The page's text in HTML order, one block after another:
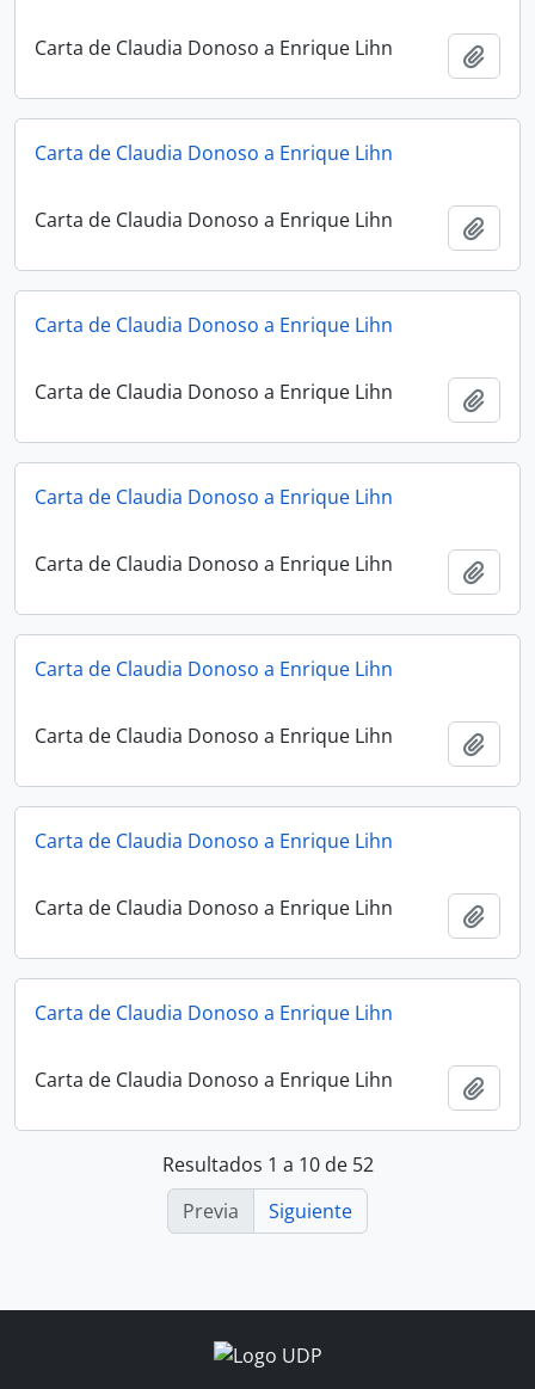
Carta de Claudia Donoso a Enrique Lihn
Carta de Claudia Donoso a Enrique Lihn
Carta de Claudia Donoso a Enrique Lihn
Carta de Claudia Donoso a Enrique Lihn
Carta de Claudia Donoso a Enrique Lihn
Carta de Claudia Donoso a Enrique Lihn
Carta de Claudia Donoso a Enrique Lihn
Carta de Claudia Donoso a Enrique Lihn
Carta de Claudia Donoso a Enrique Lihn
Carta de Claudia Donoso a Enrique Lihn
Carta de Claudia Donoso a Enrique Lihn
Carta de Claudia Donoso a Enrique Lihn
Carta de Claudia Donoso a Enrique Lihn
Resultados 1 a 10 de 52
Previa
Siguiente